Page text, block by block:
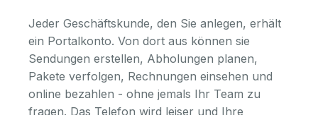
Jeder Geschäftskunde, den Sie anlegen, erhält
ein Portalkonto. Von dort aus können sie
Sendungen erstellen, Abholungen planen,
Pakete verfolgen, Rechnungen einsehen und
online bezahlen - ohne jemals Ihr Team zu
fragen. Das Telefon wird leiser und Ihre